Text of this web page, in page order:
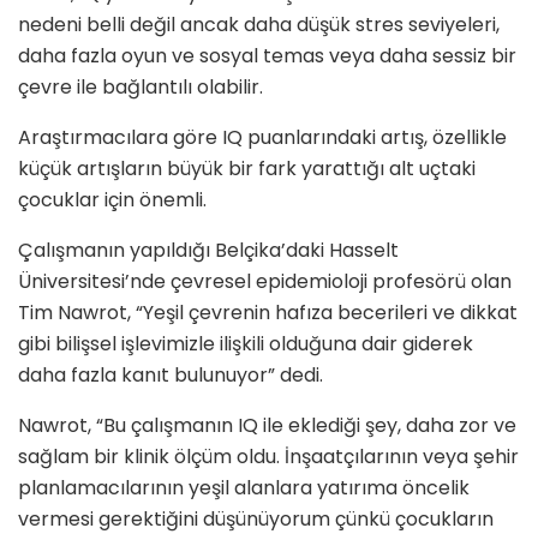
nedeni belli değil ancak daha düşük stres seviyeleri,
daha fazla oyun ve sosyal temas veya daha sessiz bir
çevre ile bağlantılı olabilir.
Araştırmacılara göre IQ puanlarındaki artış, özellikle
küçük artışların büyük bir fark yarattığı alt uçtaki
çocuklar için önemli.
Çalışmanın yapıldığı Belçika’daki Hasselt
Üniversitesi’nde çevresel epidemioloji profesörü olan
Tim Nawrot, “Yeşil çevrenin hafıza becerileri ve dikkat
gibi bilişsel işlevimizle ilişkili olduğuna dair giderek
daha fazla kanıt bulunuyor” dedi.
Nawrot, “Bu çalışmanın IQ ile eklediği şey, daha zor ve
sağlam bir klinik ölçüm oldu. İnşaatçılarının veya şehir
planlamacılarının yeşil alanlara yatırıma öncelik
vermesi gerektiğini düşünüyorum çünkü çocukların